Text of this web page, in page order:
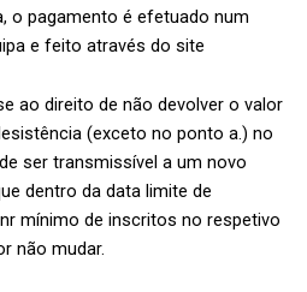
o pagamento é efetuado num
e feito através do site
ao direito de não devolver o valor
(exceto no ponto a.) no
ser transmissível a um novo
dentro da data limite de
mínimo de inscritos no respetivo
não mudar.